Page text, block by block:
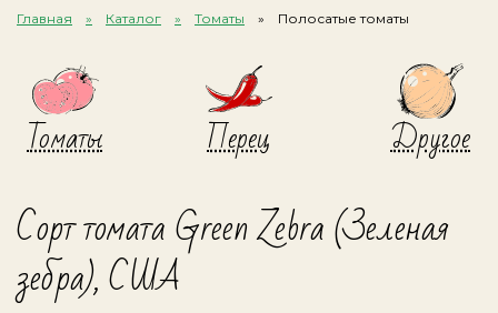
Главная Каталог Томаты Полосатые томаты
Томаты Перец Другое
Сорт томата Green Zebra (Зеленая
зебра), США